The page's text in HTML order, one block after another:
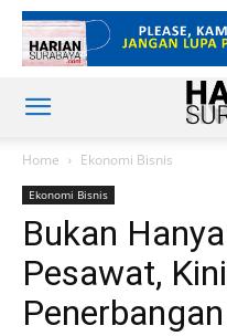
Home Ekonomi Bisnis
Ekonomi Bisnis
Bukan
Pesawat,